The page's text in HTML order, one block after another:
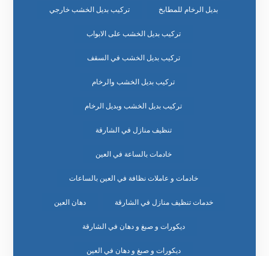
بديل الرخام للمطابخ تركيب بديل الخشب خارجي
تركيب بديل الخشب على الابواب
تركيب بديل الخشب في السقف
تركيب بديل الخشب والرخام
تركيب بديل الخشب وبديل الرخام
تنظيف منازل في الشارقة
خادمات بالساعة في العين
خادمات و عاملات نظافة في العين بالساعات
خدمات تنظيف منازل في الشارقة دهان العين
ديكورات و صبغ و دهان في الشارقة
ديكورات و صبغ و دهان في العين